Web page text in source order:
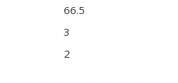
66.5
3
2